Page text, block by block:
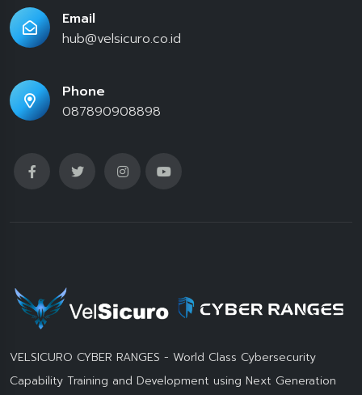
Email
hub@velsicuro.co.id
Phone
087890908898
VELSICURO CYBER RANGES - World Class Cybersecurity
Capability Training and Development using Next Generation